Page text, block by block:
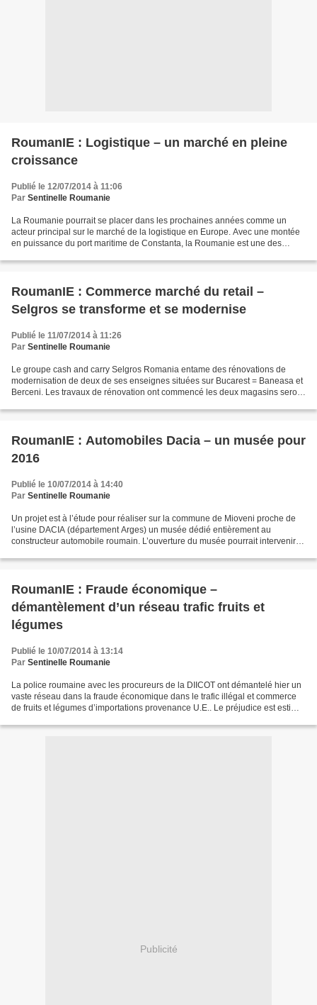
RoumanIE : Logistique – un marché en pleine
croissance
Publié le 12/07/2014 à 11:06
Par Sentinelle Roumanie
La Roumanie pourrait se placer dans les prochaines années comme un
acteur principal sur le marché de la logistique en Europe. Avec une montée
en puissance du port maritime de Constanta, la Roumanie est une des
RoumanIE : Commerce marché du retail –
Selgros se transforme et se modernise
Publié le 11/07/2014 à 11:26
Par Sentinelle Roumanie
Le groupe cash and carry Selgros Romania entame des rénovations de
modernisation de deux de ses enseignes situées sur Bucarest = Baneasa et
Berceni. Les travaux de rénovation ont commencé les deux magasins seront
RoumanIE : Automobiles Dacia – un musée pour
2016
Publié le 10/07/2014 à 14:40
Par Sentinelle Roumanie
Un projet est à l’étude pour réaliser sur la commune de Mioveni proche de
l’usine DACIA (département Arges) un musée dédié entièrement au
constructeur automobile roumain. L’ouverture du musée pourrait intervenir
RoumanIE : Fraude économique –
démantèlement d’un réseau trafic fruits et
légumes
Publié le 10/07/2014 à 13:14
Par Sentinelle Roumanie
La police roumaine avec les procureurs de la DIICOT ont démantelé hier un
vaste réseau dans la fraude économique dans le trafic illégal et commerce
de fruits et légumes d’importations provenance U.E.. Le préjudice est estimé
Publicité